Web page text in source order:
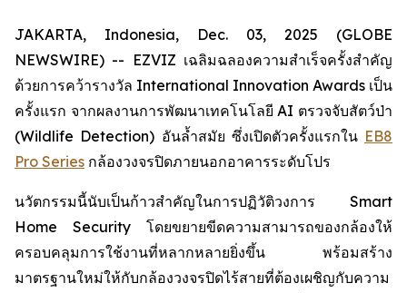
JAKARTA, Indonesia, Dec. 03, 2025 (GLOBE
NEWSWIRE) -- EZVIZ เฉลิมฉลองความสำเร็จครั้งสำคัญ
ด้วยการคว้ารางวัล International Innovation Awards เป็น
ครั้งแรก จากผลงานการพัฒนาเทคโนโลยี AI ตรวจจับสัตว์ป่า
(Wildlife Detection) อันล้ำสมัย ซึ่งเปิดตัวครั้งแรกใน EB8
Pro Series กล้องวงจรปิดภายนอกอาคารระดับโปร
นวัตกรรมนี้นับเป็นก้าวสำคัญในการปฏิวัติวงการ Smart
Home Security โดยขยายขีดความสามารถของกล้องให้
ครอบคลุมการใช้งานที่หลากหลายยิ่งขึ้น พร้อมสร้าง
มาตรฐานใหม่ให้กับกล้องวงจรปิดไร้สายที่ต้องเผชิญกับความ